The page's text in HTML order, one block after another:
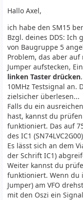
denen das
beschrieben, wie
Bohrschablonen
herausgefunden.
Weiß jemand von
vy73,
Axel
Hallo Axel,
ich habe den SM15
Bzgl. deines DDS: Ich
von Baugruppe 5
Problem, das aber
Jumper aufstecken,
linken Taster drücken
10MHz Testsignal an.
zielsicher überlesen...
Falls du ein
hast, kannst du
funktioniert. Das auf
des IC1
Es lässt sich an dem
der Schrift IC1)
Weiter kannst du
funktioniert. Wenn du
Jumper) am VFO
mit den Oszi ein